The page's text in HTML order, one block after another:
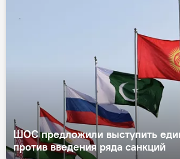
ШОС предложили выступить
против введения ряда санкций